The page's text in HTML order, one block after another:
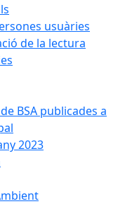
usuàries
de la lectura
BSA publicades a
2023